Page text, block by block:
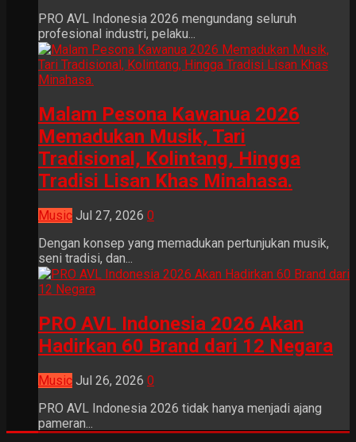
PRO AVL Indonesia 2026 mengundang seluruh
profesional industri, pelaku...
Malam Pesona Kawanua 2026
Memadukan Musik, Tari
Tradisional, Kolintang, Hingga
Tradisi Lisan Khas Minahasa.
Music Jul 27, 2026 0
Dengan konsep yang memadukan pertunjukan musik,
seni tradisi, dan...
PRO AVL Indonesia 2026 Akan
Hadirkan 60 Brand dari 12 Negara
Music Jul 26, 2026 0
PRO AVL Indonesia 2026 tidak hanya menjadi ajang
pameran...